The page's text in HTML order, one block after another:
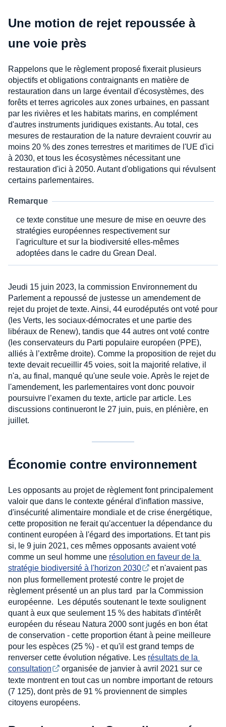
Une motion de rejet repoussée à
une voie près
Rappelons que le règlement proposé fixerait plusieurs
objectifs et obligations contraignants en matière de
restauration dans un large éventail d'écosystèmes, des
forêts et terres agricoles aux zones urbaines, en passant
par les rivières et les habitats marins, en complément
d'autres instruments juridiques existants. Au total, ces
mesures de restauration de la nature devraient couvrir au
moins 20 % des zones terrestres et maritimes de l'UE d'ici
à 2030, et tous les écosystèmes nécessitant une
restauration d'ici à 2050. Autant d'obligations qui révulsent
certains parlementaires.
Remarque
ce texte constitue une mesure de mise en oeuvre des
stratégies européennes respectivement sur
l'agriculture et sur la biodiversité elles-mêmes
adoptées dans le cadre du Grean Deal.
Jeudi 15 juin 2023, la commission Environnement du
Parlement a repoussé de justesse un amendement de
rejet du projet de texte. Ainsi, 44 eurodéputés ont voté pour
(les Verts, les sociaux-démocrates et une partie des
libéraux de Renew), tandis que 44 autres ont voté contre
(les conservateurs du Parti populaire européen (PPE),
alliés à l’extrême droite). Comme la proposition de rejet du
texte devait recueillir 45 voies, soit la majorité relative, il
n'a, au final, manqué qu'une seule voie. Après le rejet de
l'amendement, les parlementaires vont donc pouvoir
poursuivre l’examen du texte, article par article. Les
discussions continueront le 27 juin, puis, en plénière, en
juillet.
Économie contre environnement
Les opposants au projet de règlement font principalement
valoir que dans le contexte général d'inflation massive,
d'insécurité alimentaire mondiale et de crise énergétique,
cette proposition ne ferait qu'accentuer la dépendance du
continent européen à l'égard des importations. Et tant pis
si, le 9 juin 2021, ces mêmes opposants avaient voté
comme un seul homme une résolution en faveur de la
stratégie biodiversité à l'horizon 2030
et n'avaient pas
non plus formellement protesté contre le projet de
règlement présenté un an plus tard par la Commission
européenne. Les députés soutenant le texte soulignent
quant à eux que seulement 15 % des habitats d'intérêt
européen du réseau Natura 2000 sont jugés en bon état
de conservation - cette proportion étant à peine meilleure
pour les espèces (25 %) - et qu'il est grand temps de
renverser cette évolution négative. Les résultats de la
consultation
organisée de janvier à avril 2021 sur ce
texte montrent en tout cas un nombre important de retours
(7 125), dont près de 91 % proviennent de simples
citoyens européens.